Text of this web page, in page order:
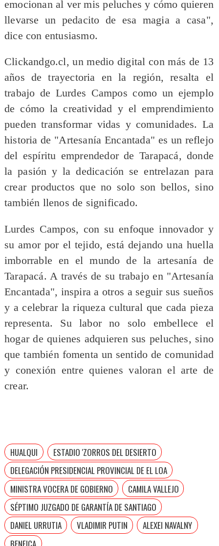
emocionan al ver mis peluches y cómo quieren
llevarse un pedacito de esa magia a casa",
dice con entusiasmo.
Clickandgo.cl, un medio digital con más de 13
años de trayectoria en la región, resalta el
trabajo de Lurdes Campos como un ejemplo
de cómo la creatividad y el emprendimiento
pueden transformar vidas y comunidades. La
historia de "Artesanía Encantada" es un reflejo
del espíritu emprendedor de Tarapacá, donde
la pasión y la dedicación se entrelazan para
crear productos que no solo son bellos, sino
también llenos de significado.
Lurdes Campos, con su enfoque innovador y
su amor por el tejido, está dejando una huella
imborrable en el mundo de la artesanía de
Tarapacá. A través de su trabajo en "Artesanía
Encantada", inspira a otros a seguir sus sueños
y a celebrar la riqueza cultural que cada pieza
representa. Su labor no solo embellece el
hogar de quienes adquieren sus peluches, sino
que también fomenta un sentido de comunidad
y conexión entre quienes valoran el arte de
crear.
HUALQUI
ESTADIO 'ZORROS DEL DESIERTO
DELEGACIÓN PRESIDENCIAL PROVINCIAL DE EL LOA
MINISTRA VOCERA DE GOBIERNO
CAMILA VALLEJO
SÉPTIMO JUZGADO DE GARANTÍA DE SANTIAGO
DANIEL URRUTIA
VLADIMIR PUTIN
ALEXEI NAVALNY
BENFICA